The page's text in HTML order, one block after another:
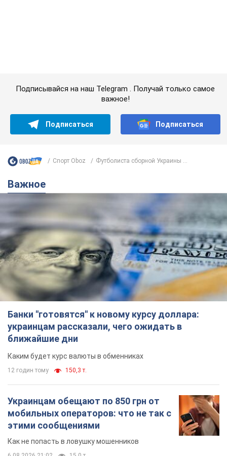
Важное
Банки "готовятся" к новому курсу доллара:
украинцам рассказали, чего ожидать в
ближайшие дни
Каким будет курс валюты в обменниках
12 годин тому 150,3 т.
Украинцам обещают по 850 грн от
мобильных операторов: что не так с
этими сообщениями
Как не попасть в ловушку мошенников
6.08.2026 21:02 15,0 т.
Самый дорогой футболист
"Динамо" забил "Карабаху" уже на
10-й минуте матча. Видео
Поединок проходит в Польше
6.08.2026 20:48 6,4 т.